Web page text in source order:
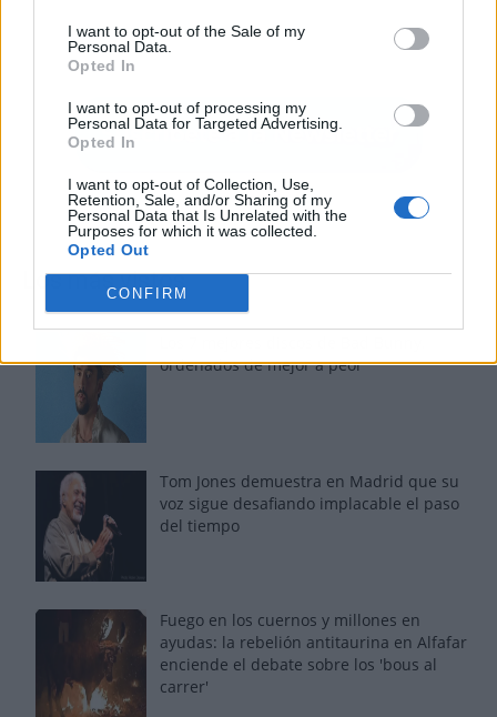
I want to opt-out of the Sale of my
Personal Data.
Opted In
I want to opt-out of processing my
Personal Data for Targeted Advertising.
Opted In
I want to opt-out of Collection, Use,
Retention, Sale, and/or Sharing of my
Personal Data that Is Unrelated with the
Purposes for which it was collected.
Opted Out
CONFIRM
Los más vistos
ordenados de mejor a peor
Tom Jones demuestra en Madrid que su
voz sigue desafiando implacable el paso
del tiempo
Fuego en los cuernos y millones en
ayudas: la rebelión antitaurina en Alfafar
enciende el debate sobre los 'bous al
carrer'